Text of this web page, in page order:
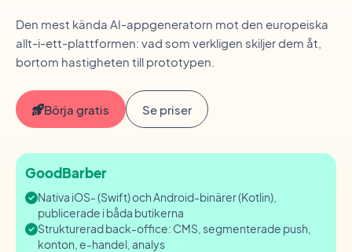
Den mest kända AI-appgeneratorn mot den europeiska
allt-i-ett-plattformen: vad som verkligen skiljer dem åt,
bortom hastigheten till prototypen.
Börja gratis Se priser
GoodBarber
Nativa iOS- (Swift) och Android-binärer (Kotlin),
publicerade i båda butikerna
Strukturerad back-office: CMS, segmenterade push,
konton, e-handel, analys